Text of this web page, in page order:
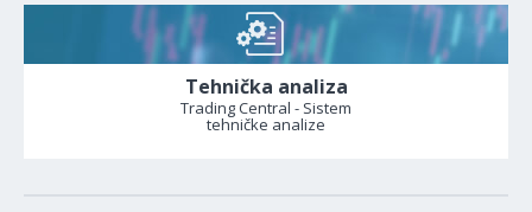
Tehnička analiza
Trading Central - Sistem
tehničke analize